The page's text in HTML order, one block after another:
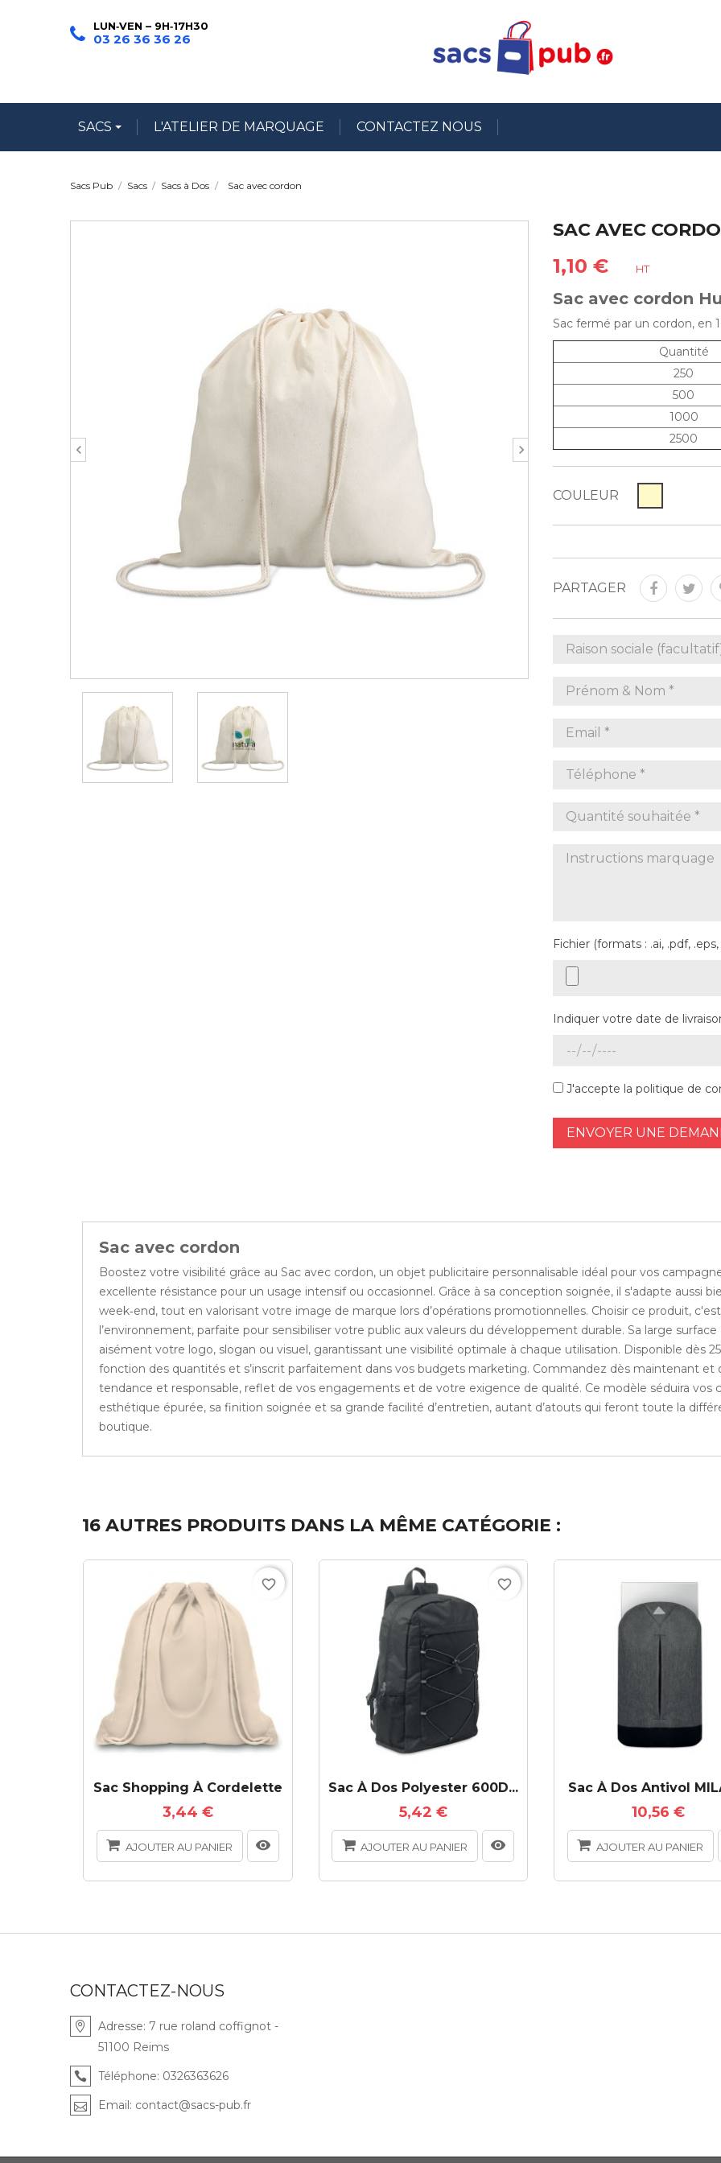
LUN‑VEN – 9H‑17H30
03 26 36 36 26
SACS L'ATELIER DE MARQUAGE CONTACTEZ NOUS
Sacs Pub Sacs Sacs à Dos Sac avec cordon
SAC AVEC
1,10 € HT
Sac avec cordon
Sac fermé par un cordon, en
Quantité
250
500
1000
2500
COULEUR
PARTAGER
Fichier (formats : .ai, .pdf,
Indiquer votre date de
J'accepte la politique de
ENVOYER UNE
Sac avec cordon
Boostez votre visibilité grâce au Sac avec cordon, un objet publicitaire personnalisable idéal pour vos
excellente résistance pour un usage intensif ou occasionnel. Grâce à sa conception soignée, il s'adapte aussi
week‑end, tout en valorisant votre image de marque lors d’opérations promotionnelles. Choisir ce produit,
l’environnement, parfaite pour sensibiliser votre public aux valeurs du développement durable. Sa large
aisément votre logo, slogan ou visuel, garantissant une visibilité optimale à chaque utilisation. Disponible dès
fonction des quantités et s’inscrit parfaitement dans vos budgets marketing. Commandez dès maintenant et
tendance et responsable, reflet de vos engagements et de votre exigence de qualité. Ce modèle séduira vos
esthétique épurée, sa finition soignée et sa grande facilité d’entretien, autant d’atouts qui feront toute la
boutique.
16 AUTRES PRODUITS DANS LA MÊME CATÉGORIE :
Sac Shopping À Cordelette
3,44 €
AJOUTER AU PANIER
favorite_border
Sac À Dos Polyester 600D...
5,42 €
AJOUTER AU PANIER
favorite_border
Sac À Dos Antivol
10,56 €
AJOUTER AU PANIER
CONTACTEZ-NOUS
Adresse: 7 rue roland coffignot -
51100 Reims
Téléphone: 0326363626
Email: contact@sacs-pub.fr